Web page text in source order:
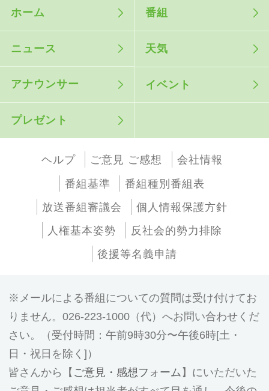
ホーム 番組
ニュース 天気
アナウンサー イベント
プレゼント
ヘルプ ご意見 ご感想
会社情報
番組基準
番組種別番組表
放送番組審議会
個人情報保護方針
人権基本姿勢
反社会的勢力排除
後援等名義申請
メールによる番組についての質問は受け付けてお
りません。026-223-1000（代）へお問い合わせくだ
さい。（受付時間：午前9時30分〜午後6時[土・
日・祝日を除く]）
皆さんから【 ご意見・感想フォーム 】にいただいた